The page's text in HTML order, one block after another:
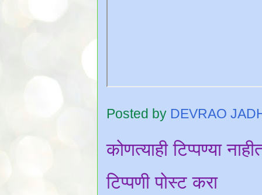
Posted by DEVRAO
कोणत्याही टिप्पण्‍या
टिप्पणी पोस्ट करा